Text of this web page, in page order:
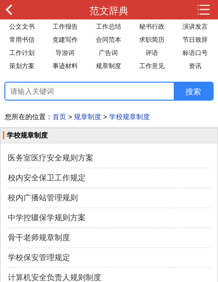
范文辞典
公文文书 工作报告 工作总结 秘书行政
演讲发言
常用书信
党建写作 合同范本 求职简历
节日致辞
工作计划
导游词 广告词 评语
标语口号
策划方案
事迹材料 规章制度 工作意见 资讯
您所在的位置： 首页 > 规章制度 > 学校规章制度
学校规章制度
医务室医疗安全规则方案
校内安全保卫工作规定
校内广播站管理规则
中学控辍保学规则方案
骨干老师规章制度
学校保安管理规定
计算机安全负责人规则制度